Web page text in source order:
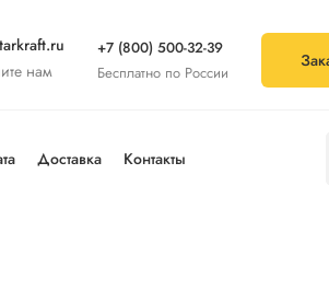
нам
+7 (800) 500-32-39
Бесплатно по России
Доставка Контакты